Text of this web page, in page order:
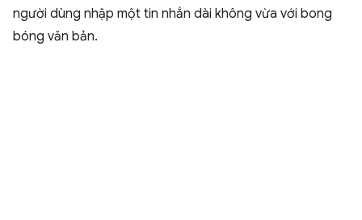
người dùng nhập một tin nhắn dài không vừa với bong
bóng văn bản.